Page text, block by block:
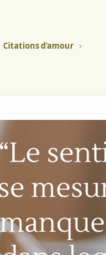
Citations d'amour